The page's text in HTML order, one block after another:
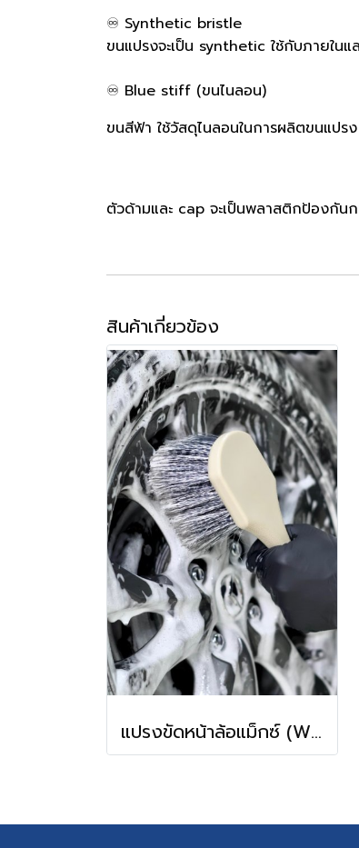
♾ Synthetic bristle
ขนแปรงจะเป็น synthetic ใช้กับภายใน
♾ Blue stiff (ขนไนลอน)
ขนสีฟ้า ใช้วัสดุไนลอนในการผลิตขนแปร
ตัวด้ามและ cap จะเป็นพลาสติกป้องกัน
สินค้าเกี่ยวข้อง
แปรงขัดหน้าล้อแม็กซ์ (WIBWUB Front Wheel Brush)